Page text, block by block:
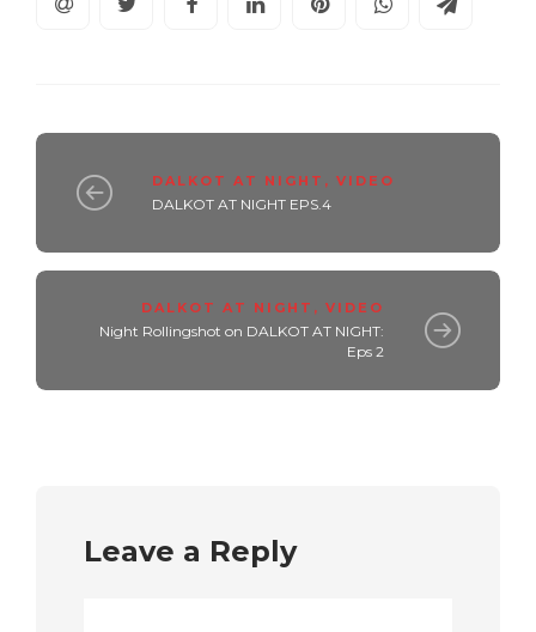
DALKOT AT NIGHT , VIDEO
DALKOT AT NIGHT EPS.4
DALKOT AT NIGHT , VIDEO
Night Rollingshot on DALKOT AT NIGHT:
Eps 2
Leave a Reply